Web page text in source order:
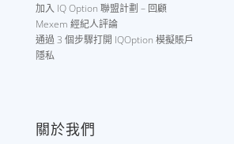
加入 IQ Option 聯盟計劃 – 回顧
Mexem 經紀人評論
通過 3 個步驟打開 IQOption 模擬賬戶
隱私
關於我們